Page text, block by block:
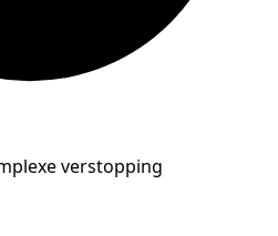
verstopping